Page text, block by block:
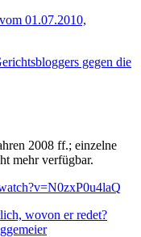
01.07.2010,
gegen die
2008 ff.; einzelne
mehr verfügbar.
wovon er redet?